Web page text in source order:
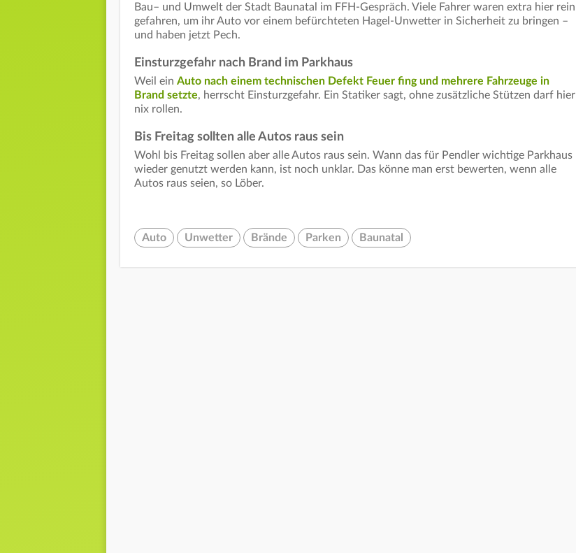
Bau– und Umwelt der Stadt Baunatal im FFH-Gespräch. Viele Fahrer waren extra hier rein
gefahren, um ihr Auto vor einem befürchteten Hagel-Unwetter in Sicherheit zu bringen –
und haben jetzt Pech.
Einsturzgefahr nach Brand im Parkhaus
Weil ein Auto nach einem technischen Defekt Feuer fing und mehrere Fahrzeuge in
Brand setzte, herrscht Einsturzgefahr. Ein Statiker sagt, ohne zusätzliche Stützen darf hier
nix rollen.
Bis Freitag sollten alle Autos raus sein
Wohl bis Freitag sollen aber alle Autos raus sein. Wann das für Pendler wichtige Parkhaus
wieder genutzt werden kann, ist noch unklar. Das könne man erst bewerten, wenn alle
Autos raus seien, so Löber.
Auto Unwetter Brände Parken Baunatal